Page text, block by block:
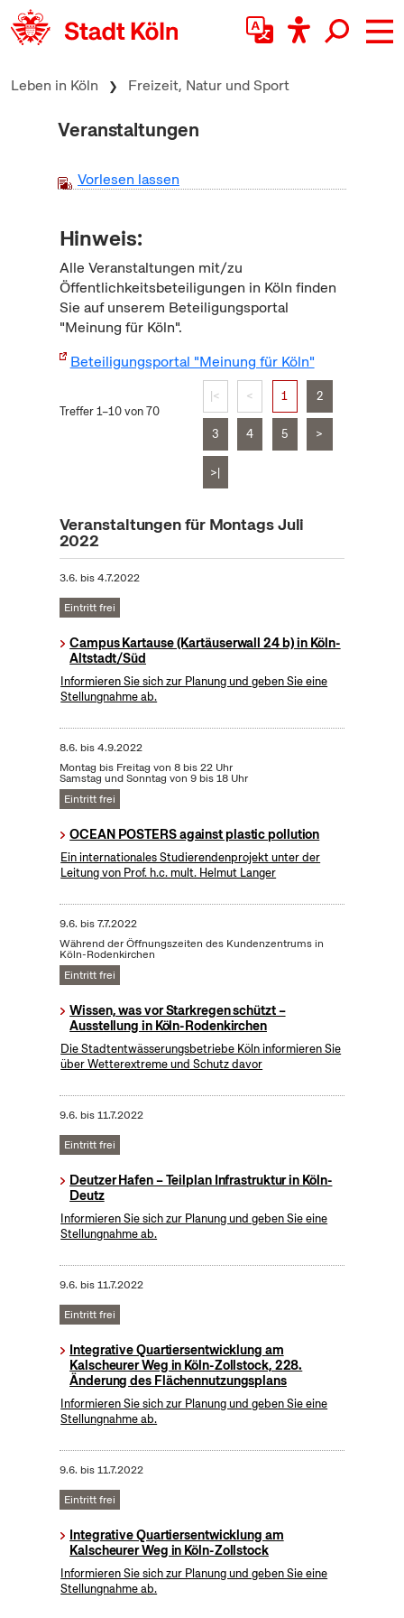
zum Inhalt springen
Leben in Köln Freizeit, Natur und Sport
Veranstaltungen
Vorlesen lassen
Hinweis:
Alle Veranstaltungen mit/zu
Öffentlichkeitsbeteiligungen in Köln finden
Sie auf unserem Beteiligungsportal
"Meinung für Köln".
Beteiligungsportal "Meinung für Köln"
Treffer 1–10 von 70
|< < 1 2
3 4 5 >
>|
Veranstaltungen für Montags Juli
2022
3.6. bis4.7.2022
Eintritt frei
Campus Kartause (Kartäuserwall 24 b) in Köln-
Altstadt/Süd
Informieren Sie sich zur Planung und geben Sie eine
Stellungnahme ab.
8.6. bis4.9.2022
Montag bis Freitag von 8 bis 22 Uhr
Samstag und Sonntag von 9 bis 18 Uhr
Eintritt frei
OCEAN POSTERS against plastic pollution
Ein internationales Studierendenprojekt unter der
Leitung von Prof. h.c. mult. Helmut Langer
9.6. bis7.7.2022
Während der Öffnungszeiten des Kundenzentrums in
Köln-Rodenkirchen
Eintritt frei
Wissen, was vor Starkregen schützt –
Ausstellung in Köln-Rodenkirchen
Die Stadtentwässerungsbetriebe Köln informieren Sie
über Wetterextreme und Schutz davor
9.6. bis11.7.2022
Eintritt frei
Deutzer Hafen – Teilplan Infrastruktur in Köln-
Deutz
Informieren Sie sich zur Planung und geben Sie eine
Stellungnahme ab.
9.6. bis11.7.2022
Eintritt frei
Integrative Quartiersentwicklung am
Kalscheurer Weg in Köln-Zollstock, 228.
Änderung des Flächennutzungsplans
Informieren Sie sich zur Planung und geben Sie eine
Stellungnahme ab.
9.6. bis11.7.2022
Eintritt frei
Integrative Quartiersentwicklung am
Kalscheurer Weg in Köln-Zollstock
Informieren Sie sich zur Planung und geben Sie eine
Stellungnahme ab.